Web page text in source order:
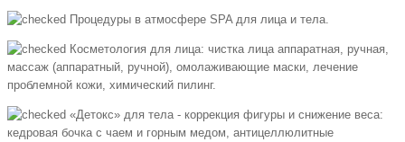
Процедуры в атмосфере SPA для лица и тела.
Косметология для лица: чистка лица аппаратная, ручная,
массаж (аппаратный, ручной), омолаживающие маски, лечение
проблемной кожи, химический пилинг.
«Детокс» для тела - коррекция фигуры и снижение веса:
кедровая бочка с чаем и горным медом, антицеллюлитные